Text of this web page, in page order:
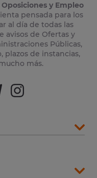
Oposiciones y Empleo
pensada para los
al día de todas las
avisos de Ofertas y
Públicas,
plazos de instancias,
más.